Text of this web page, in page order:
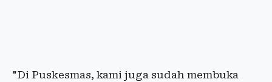
"Di Puskesmas, kami juga sudah membuka